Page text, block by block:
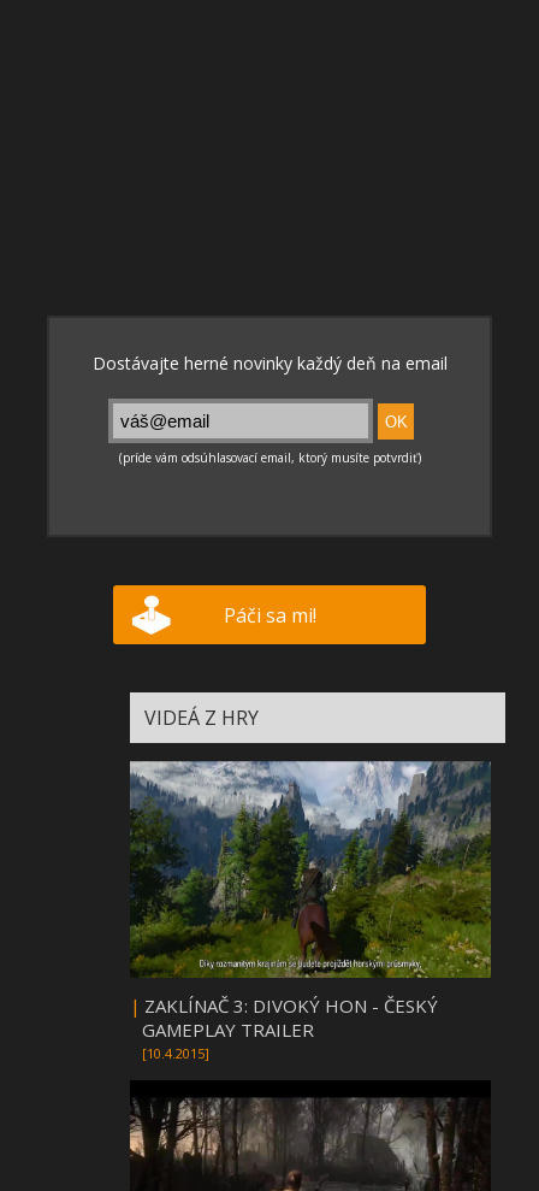
Páči sa mi!
VIDEÁ Z HRY
| ZAKLÍNAČ 3: DIVOKÝ HON - ČESKÝ
GAMEPLAY TRAILER
[10.4.2015]